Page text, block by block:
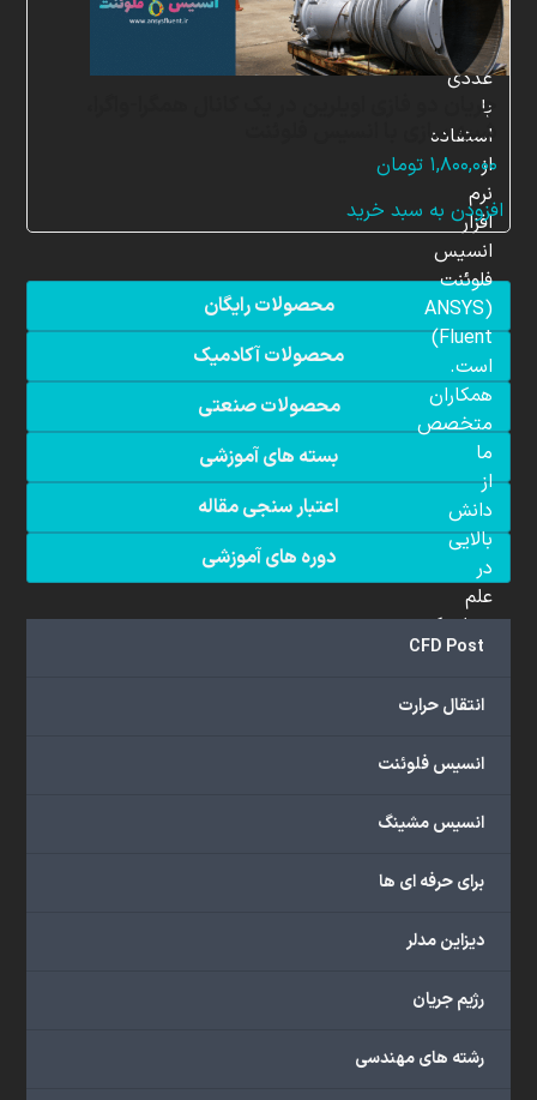
جریان دو فازی اویلرین در یک کانال همگرا-واگرا،
شبیه سازی با انسیس فلوئنت
۱,۸۰۰,۰۰۰ تومان
افزودن به سبد خرید
محصولات رایگان
محصولات آکادمیک
محصولات صنعتی
بسته های آموزشی
اعتبار سنجی مقاله
دوره های آموزشی
CFD Post
انتقال حرارت
انسیس فلوئنت
انسیس مشینگ
برای حرفه ای ها
دیزاین مدلر
رژیم جریان
رشته های مهندسی
شبیه
سازی
عددی
با
استفاده
از
نرم
افزار
انسیس
فلوئنت
(ANSYS
Fluent)
است.
همکاران
متخصص
ما
از
دانش
بالایی
در
علم
دینامیک
سیالات
(CFD)
هستند.
ما
گسترده‌ای
با
دانشگاهی،
صنعتی